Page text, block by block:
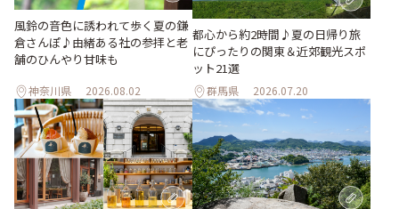
風鈴の音色に誘われて歩く夏の鎌
倉さんぽ♪由緒ある社の参拝と老
舗のひんやり甘味も
神奈川県 2026.08.02
都心から約2時間♪夏の日帰り旅
にぴったりの関東＆近郊観光スポ
ット21選
群馬県 2026.07.20